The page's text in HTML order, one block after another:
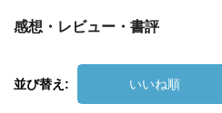
感想・レビュー・書評
並び替え: いいね順